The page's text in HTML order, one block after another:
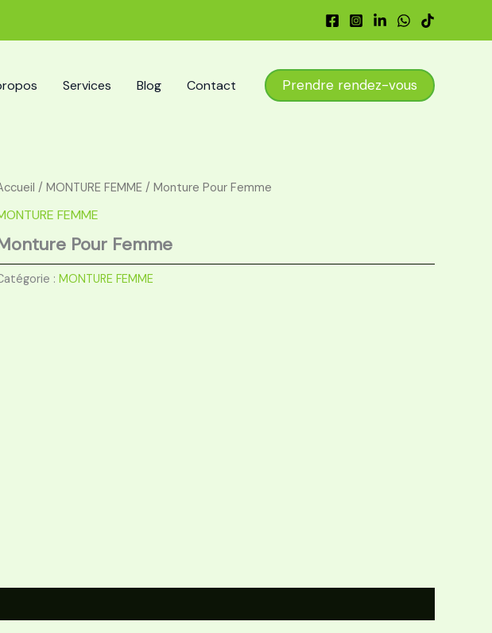
Services Blog Contact Prendre rendez-vous
/ MONTURE FEMME / Monture Pour Femme
FEMME
Pour Femme
: MONTURE FEMME